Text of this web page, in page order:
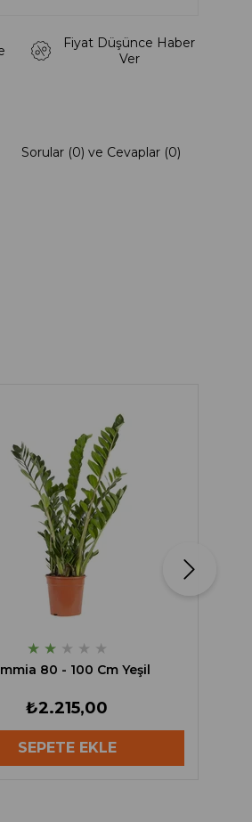
Fiyat Düşünce Haber
Ver
Sorular (0) ve Cevaplar (0)
★ ★ ★ ★ ★
80 - 100 Cm Yeşil
₺2.215,00
SEPETE EKLE